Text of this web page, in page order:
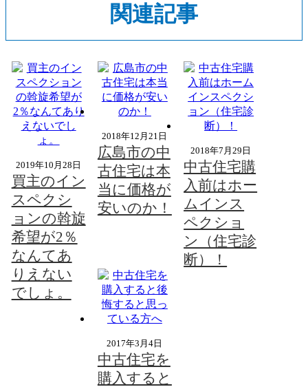
関連記事
2019年10月28日
買主のイン
スペクシ
ョンの斡旋
希望が2％
なんてあ
りえない
でしょ。
2018年12月21日
広島市の中
古住宅は本
当に価格が
安いのか！
2018年7月29日
中古住宅購
入前はホー
ムインス
ペクショ
ン（住宅診
断）！
2017年3月4日
中古住宅を
購入すると